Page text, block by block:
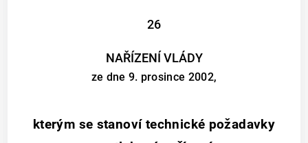
26
NAŘÍZENÍ VLÁDY
ze dne 9. prosince 2002,
kterým se stanoví technické požadavky